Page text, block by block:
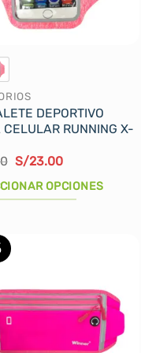
DEPORTIVO
CELULAR RUNNING X-
El
precio
original
era:
S/23.00El
actual
es:
OPCIONES